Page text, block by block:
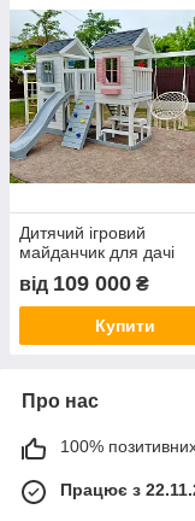
Дитячий ігровий
майданчик для дачі
від 109 000 ₴
Купити
Про нас
100% позитивних
Працює з